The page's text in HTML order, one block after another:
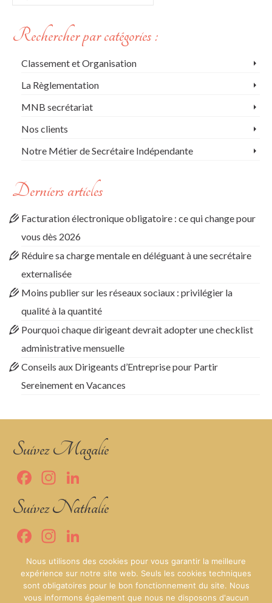
Rechercher par catégories :
Classement et Organisation
La Règlementation
MNB secrétariat
Nos clients
Notre Métier de Secrétaire Indépendante
Derniers articles
Facturation électronique obligatoire : ce qui change pour
vous dès 2026
Réduire sa charge mentale en déléguant à une secrétaire
externalisée
Moins publier sur les réseaux sociaux : privilégier la
qualité à la quantité
Pourquoi chaque dirigeant devrait adopter une checklist
administrative mensuelle
Conseils aux Dirigeants d’Entreprise pour Partir
Sereinement en Vacances
Suivez Magalie
Facebook
Instagram
Suivez Nathalie
Facebook
Instagram
MNB Secrétariat
Nous utilisons des cookies pour vous garantir la meilleure
expérience sur notre site web. Seuls les cookies techniques
sont obligatoires pour le bon fonctionnement du site. Nous
vous informons également que nous ne disposons d'aucun